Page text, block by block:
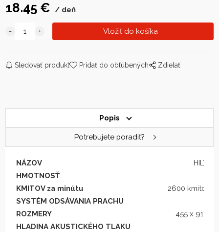
18.45 € deň
Sledovať produkt Pridať do obľúbených Zdielať
Popis
Potrebujete poradiť?
NÁZOV
HILTI
HMOTNOSŤ
KMITOV za minútu
2600 kmitov/
SYSTÉM ODSÁVANIA PRACHU
ROZMERY
455 x 91 x
HLADINA AKUSTICKÉHO TLAKU